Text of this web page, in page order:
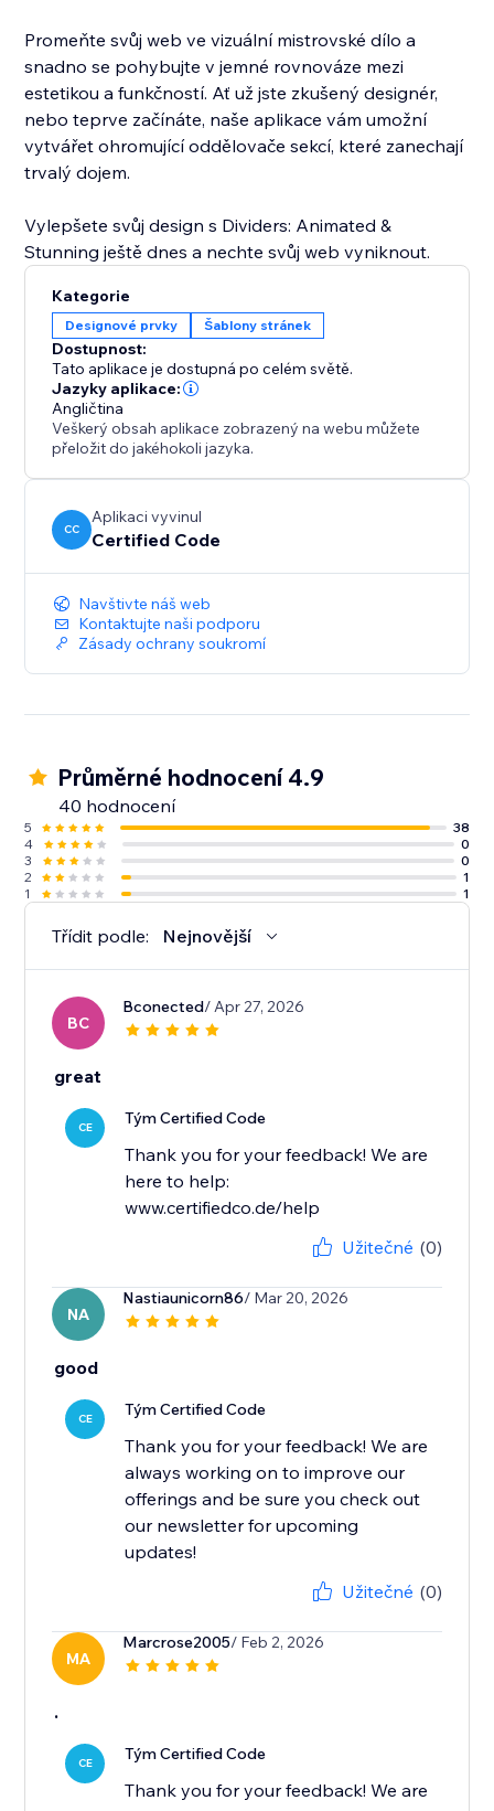
Promeňte svůj web ve vizuální mistrovské dílo a
snadno se pohybujte v jemné rovnováze mezi
estetikou a funkčností. Ať už jste zkušený designér,
nebo teprve začínáte, naše aplikace vám umožní
vytvářet ohromující oddělovače sekcí, které zanechají
trvalý dojem.
Vylepšete svůj design s Dividers: Animated &
Stunning ještě dnes a nechte svůj web vyniknout.
Kategorie
Designové prvky Šablony stránek
Dostupnost:
Tato aplikace je dostupná po celém světě.
Jazyky aplikace:
Angličtina
Veškerý obsah aplikace zobrazený na webu můžete
přeložit do jakéhokoli jazyka.
CC
Aplikaci vyvinul
Certified Code
Navštivte náš web
Kontaktujte naši podporu
Zásady ochrany soukromí
Průměrné hodnocení 4.9
40 hodnocení
5
38
4
0
3
0
2
1
1
1
Třídit podle: Nejnovější
BC
Bconected/ Apr 27, 2026
great
CE Tým Certified Code
Thank you for your feedback! We are
here to help:
www.certifiedco.de/help
Užitečné (0)
NA
Nastiaunicorn86/ Mar 20, 2026
good
CE Tým Certified Code
Thank you for your feedback! We are
always working on to improve our
offerings and be sure you check out
our newsletter for upcoming
updates!
Užitečné (0)
MA
Marcrose2005/ Feb 2, 2026
.
CE Tým Certified Code
Thank you for your feedback! We are